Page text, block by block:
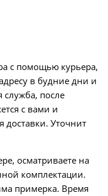
с помощью курьера,
в будние дни и
служба, после
с вами и
доставки. Уточнит
осматриваете на
комплектации.
примерка. Время